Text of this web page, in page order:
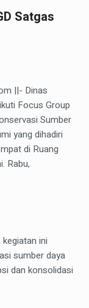
Satgas
||- Dinas
Focus Group
Sumber
yang dihadiri
di Ruang
Rabu,
ini
sumber daya
dan konsolidasi